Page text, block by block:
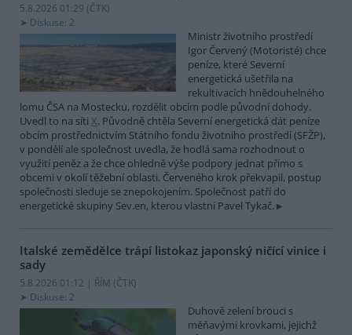
5.8.2026 01:29 (ČTK)
Diskuse: 2
Ministr životního prostředí
Igor Červený (Motoristé) chce
peníze, které Severní
energetická ušetřila na
rekultivacích hnědouhelného
lomu ČSA na Mostecku, rozdělit obcím podle původní dohody.
Uvedl to na síti X. Původně chtěla Severní energetická dát peníze
obcím prostřednictvím Státního fondu životního prostředí (SFŽP),
v pondělí ale společnost uvedla, že hodlá sama rozhodnout o
využití peněz a že chce ohledně výše podpory jednat přímo s
obcemi v okolí těžební oblasti. Červeného krok překvapil, postup
společnosti sleduje se znepokojením. Společnost patří do
energetické skupiny Sev.en, kterou vlastní Pavel Tykač.
Italské zemědělce trápí listokaz japonský ničící vinice i
sady
5.8.2026 01:12 | ŘÍM (ČTK)
Diskuse: 2
Duhově zelení brouci s
měňavými krovkami, jejichž